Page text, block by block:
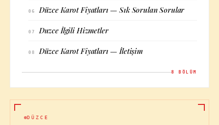
06 Düzce Karot Fiyatları — Sık Sorulan Sorular
07 Duzce İlgili Hizmetler
08 Düzce Karot Fiyatları — İletişim
8 BÖLÜM
DÜZCE